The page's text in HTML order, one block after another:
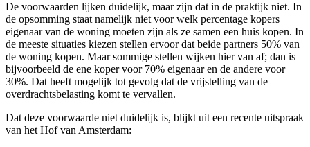
De voorwaarden lijken duidelijk, maar zijn dat in de praktijk niet. In
de opsomming staat namelijk niet voor welk percentage kopers
eigenaar van de woning moeten zijn als ze samen een huis kopen. In
de meeste situaties kiezen stellen ervoor dat beide partners 50% van
de woning kopen. Maar sommige stellen wijken hier van af; dan is
bijvoorbeeld de ene koper voor 70% eigenaar en de andere voor
30%. Dat heeft mogelijk tot gevolg dat de vrijstelling van de
overdrachtsbelasting komt te vervallen.
Dat deze voorwaarde niet duidelijk is, blijkt uit een recente uitspraak
van het Hof van Amsterdam: